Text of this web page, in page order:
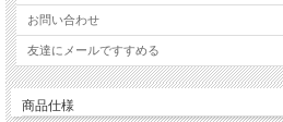
複数の釉薬を掛分けるという技法は萩焼の中に
いう作風と黒釉の掛分けは樋口大桂のオリジナ
鬼白で全体の7割を表現し下方の黒釉が全体の
ることもあります。
お問い合わせ
友達にメールですすめる
商品仕様